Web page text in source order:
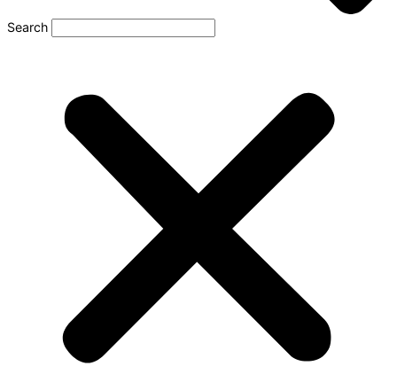
Search